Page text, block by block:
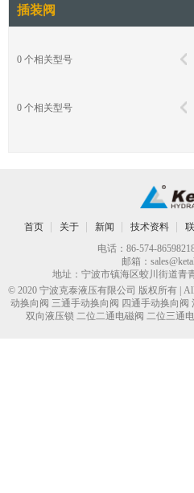
插装阀
0 个相关型号
0 个相关型号
首页 关于 新闻 技术资料
电话：86-574-
邮箱：
地址：宁波市镇海区蛟川街道青
© 2020 宁波克泰液压有限公司 版权所有 | All
动换向阀 三通手动换向阀 四通手动换向阀
双向液压锁 二位二通电磁阀 二位三通